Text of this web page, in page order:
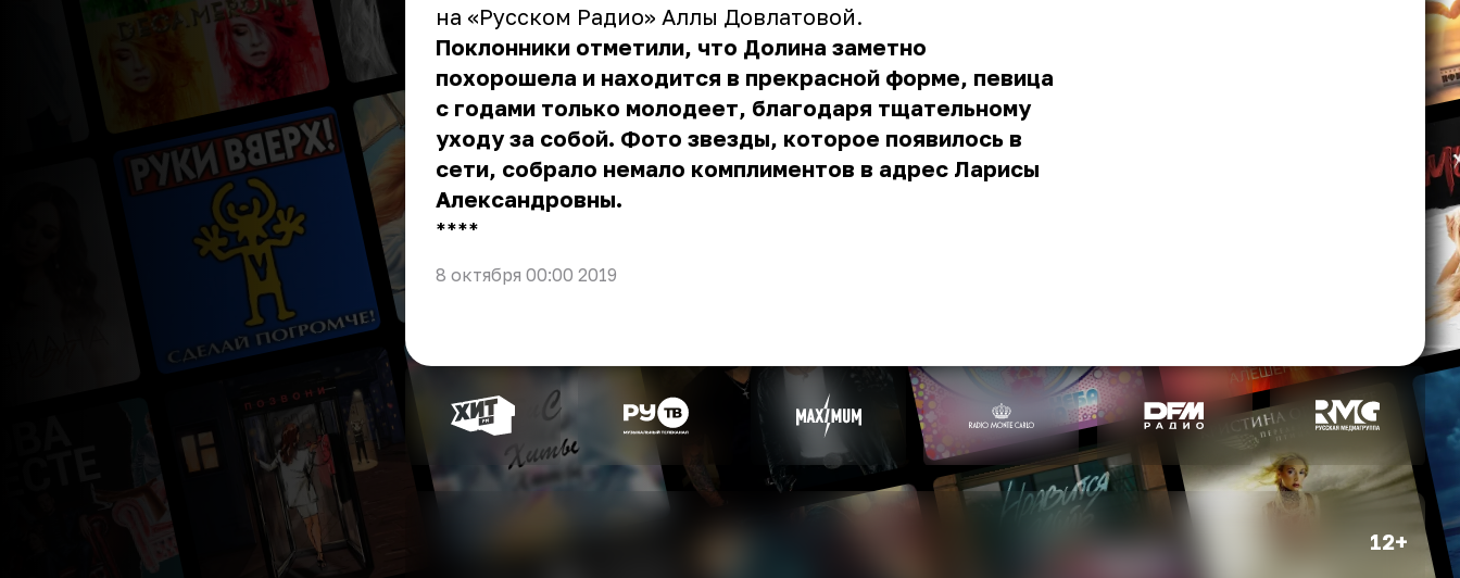
на «Русском Радио» Аллы Довлатовой.
Поклонники отметили, что Долина заметно
похорошела и находится в прекрасной форме, певица
с годами только молодеет, благодаря тщательному
уходу за собой. Фото звезды, которое появилось в
сети, собрало немало комплиментов в адрес Ларисы
Александровны.
** **
8 октября 00:00 2019
12+